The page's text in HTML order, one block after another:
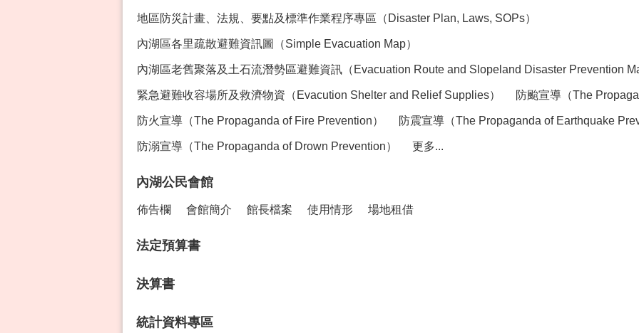
地區防災計畫、法規、要點及標準作業程序專區（Disaster Plan, Laws, SOPs）
內湖區各里疏散避難資訊圖（Simple Evacuation Map）
內湖區老舊聚落及土石流潛勢區避難資訊（Evacuation Route and Slopeland Disaster Prevention
緊急避難收容場所及救濟物資（Evacution Shelter and Relief Supplies） 防颱宣導（The
防火宣導（The Propaganda of Fire Prevention） 防震宣導（The Propaganda of Earthquake
防溺宣導（The Propaganda of Drown Prevention） 更多...
內湖公民會館
佈告欄 會館簡介 館長檔案 使用情形 場地租借
法定預算書
決算書
統計資料專區